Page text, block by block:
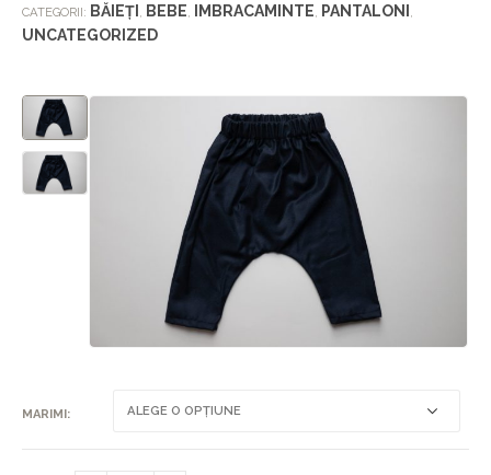
CATEGORII: BĂIEȚI , BEBE, IMBRACAMINTE, PANTALONI ,
UNCATEGORIZED
MARIMI